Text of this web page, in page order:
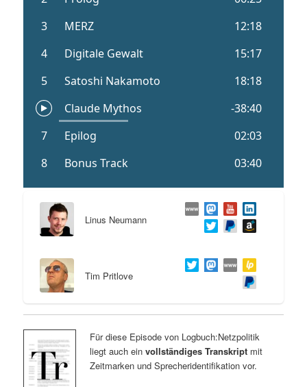
Linus Neumann
Tim Pritlove
Für diese Episode von Logbuch:Netzpolitik
liegt auch ein vollständiges Transkriptmit
Zeitmarken und Sprecheridentifikation vor.